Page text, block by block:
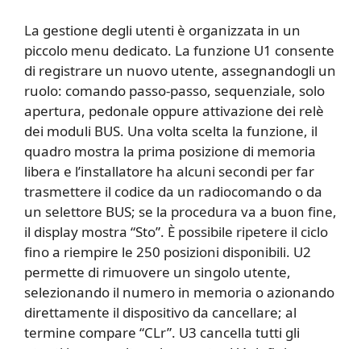
La gestione degli utenti è organizzata in un
piccolo menu dedicato. La funzione U1 consente
di registrare un nuovo utente, assegnandogli un
ruolo: comando passo-passo, sequenziale, solo
apertura, pedonale oppure attivazione dei relè
dei moduli BUS. Una volta scelta la funzione, il
quadro mostra la prima posizione di memoria
libera e l’installatore ha alcuni secondi per far
trasmettere il codice da un radiocomando o da
un selettore BUS; se la procedura va a buon fine,
il display mostra “Sto”. È possibile ripetere il ciclo
fino a riempire le 250 posizioni disponibili. U2
permette di rimuovere un singolo utente,
selezionando il numero in memoria o azionando
direttamente il dispositivo da cancellare; al
termine compare “CLr”. U3 cancella tutti gli